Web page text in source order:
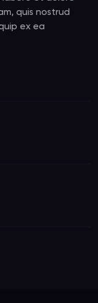
quis nostrud
ex ea